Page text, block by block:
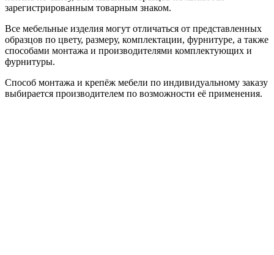
зарегистрированным товарным знаком.
Все мебельные изделия могут отличаться от представленных
образцов по цвету, размеру, комплектации, фурнитуре, а также
способами монтажа и производителями комплектующих и
фурнитуры.
Способ монтажа и крепёж мебели по индивидуальному заказу
выбирается производителем по возможности её применения.